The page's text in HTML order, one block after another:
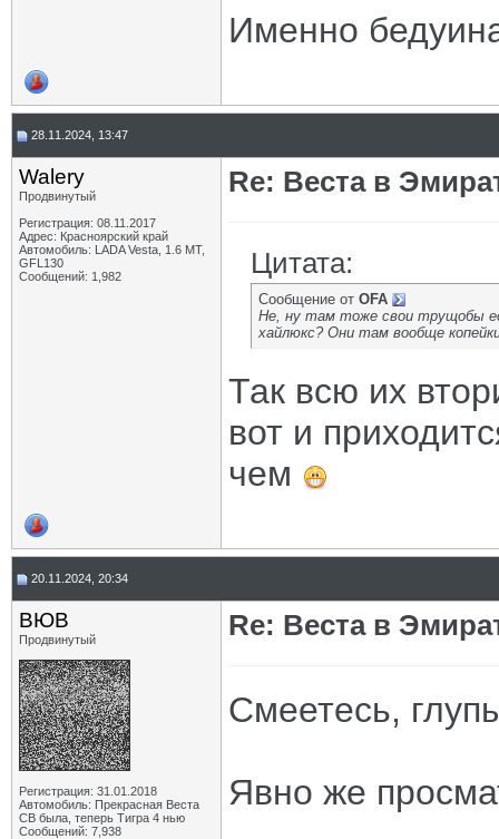
Именно
28.11.2024, 13:47
Walery
Продвинутый
Регистрация: 08.11.2017
Адрес: Красноярский край
Автомобиль: LADA Vesta, 1.6 МТ,
GFL130
Сообщений: 1,982
Re: Веста в
Цитата:
Сообщение от OFA
Не, ну там тоже свои трущобы
хайлюкс? Они там вообще
Так всю их
вот и
чем
20.11.2024, 20:34
ВЮВ
Продвинутый
Регистрация: 31.01.2018
Автомобиль: Прекрасная Веста
СВ была, теперь Тигра 4 нью
Сообщений: 7,938
Re: Веста в
Смеетесь,
Явно же